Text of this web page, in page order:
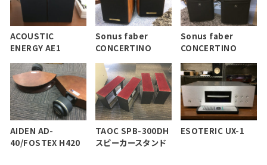
ACOUSTIC
ENERGY AE1
Sonus faber
CONCERTINO
Sonus faber
CONCERTINO
AIDEN AD-
40/FOSTEX H420
TAOC SPB-300DH
スピーカースタンド
ESOTERIC UX-1